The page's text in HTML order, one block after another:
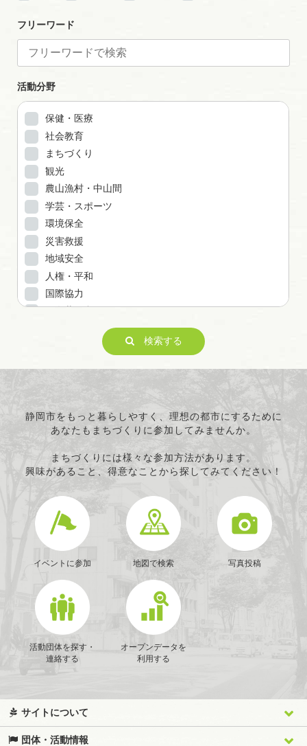
フリーワード
活動分野
保健・医療
社会教育
まちづくり
観光
農山漁村・中山間
学芸・スポーツ
環境保全
災害救援
地域安全
人権・平和
国際協力
子どもの健全育成
消費者保護
連絡・助言・援助
条例で定める活動
検索する
静岡市をもっと暮らしやすく、理想の都市にするために
あなたもまちづくりに参加してみませんか。
まちづくりには様々な参加方法があります。
興味があること、得意なことから探してみてください！
イベントに参加 地図で検索 写真投稿
活動団体を探す・
連絡する
オープンデータを
利用する
サイトについて
団体・活動情報